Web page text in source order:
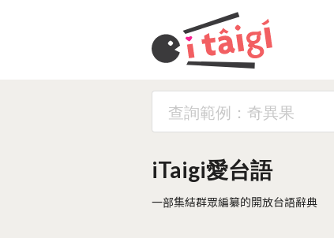
iTaigi愛台語
一部集結群眾編纂的開放台語辭典